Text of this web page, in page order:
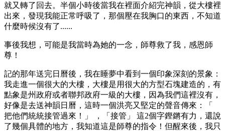
就又轉了回去。半個小時後當我在裡面介紹完神韻，從大樓裡
出來，發現我能正常呼吸了，那個壓在我胸口的東西，不知道
什麼時候沒有了......
事後我想，可能是我當時為她的一念，師尊救了我，感恩師
尊！
記的那年送完日曆後，我在睡夢中看到一個印象深刻的景象：
我走進一個很大的大樓，大樓是用很大的方型石塊建造的，有
點象是州政府或者聯邦政府一級的大樓，因為我們這裡沒有，
好像是去送神韻日曆，這時一個洪亮又堅定的聲音傳來：「
把他們統統接管過來！」 ，「接管」 這2個字鏗鏘有力，還說
了幾個具體的地方，我知道這是師尊的指令！但醒來後，我只